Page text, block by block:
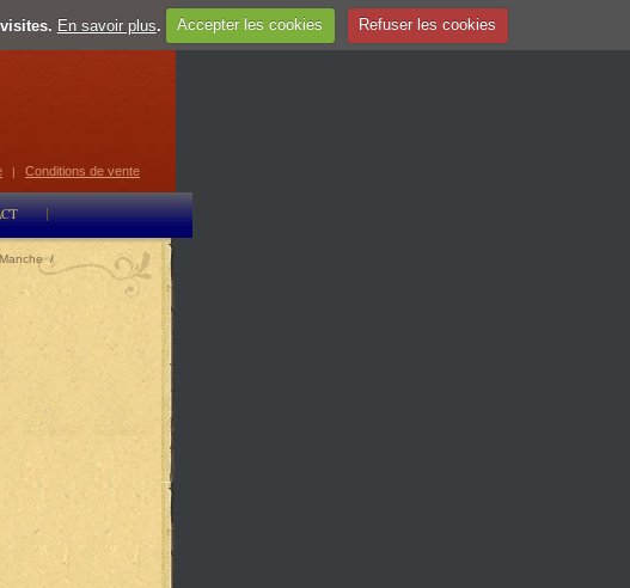
En savoir plus. Accepter les cookies Refuser les cookies
| Conditions de vente
/